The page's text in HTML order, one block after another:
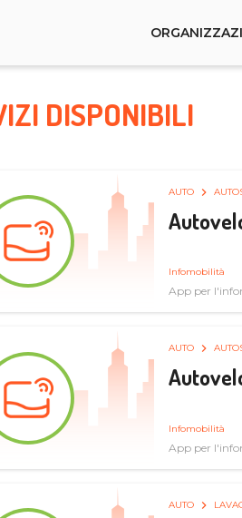
DISPONIBILI
AUTO
Infomobilità
App per
AUTO
Infomobilità
App per
AUTO